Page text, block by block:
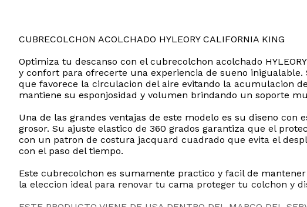
CUBRECOLCHON ACOLCHADO HYLEORY CALIFORNIA KING
Optimiza tu descanso con el cubrecolchon acolchado
y confort para ofrecerte una experiencia de sueno
que favorece la circulacion del aire evitando la acumulacion
mantiene su esponjosidad y volumen brindando un soporte
Una de las grandes ventajas de este modelo es su diseno
grosor. Su ajuste elastico de 360 grados garantiza que el
con un patron de costura jacquard cuadrado que evita el
con el paso del tiempo.
Este cubrecolchon es sumamente practico y facil de
la eleccion ideal para renovar tu cama proteger tu colchon y